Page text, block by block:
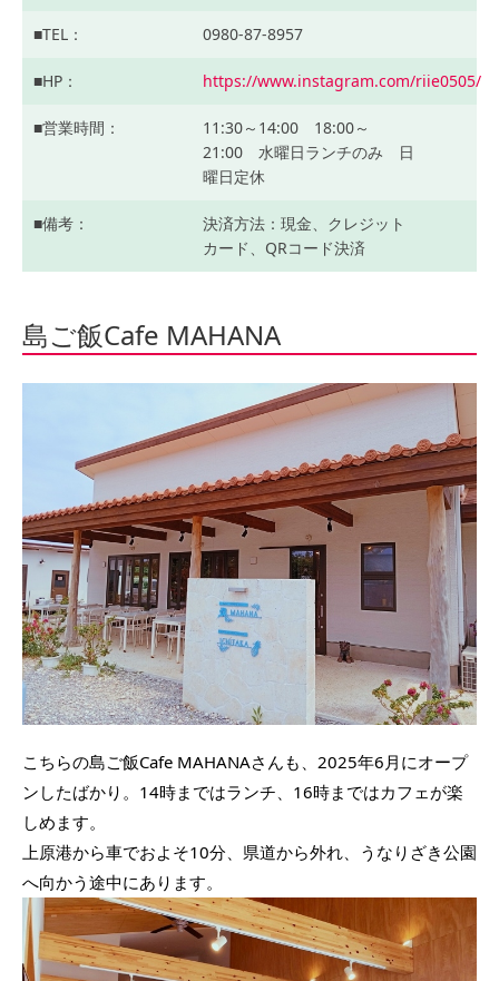
TEL 0980-87-8957
HP https://www.instagram.com/riie0505/
営業時間
11:30～14:00 18:00～
21:00 水曜日ランチのみ 日
曜日定休
備考
決済方法：現金、クレジット
カード、QRコード決済
島ご飯Cafe MAHANA
こちらの島ご飯Cafe MAHANAさんも、2025年6月にオープ
ンしたばかり。14時まではランチ、16時まではカフェが楽
しめます。
上原港から車でおよそ10分、県道から外れ、うなりざき公園
へ向かう途中にあります。